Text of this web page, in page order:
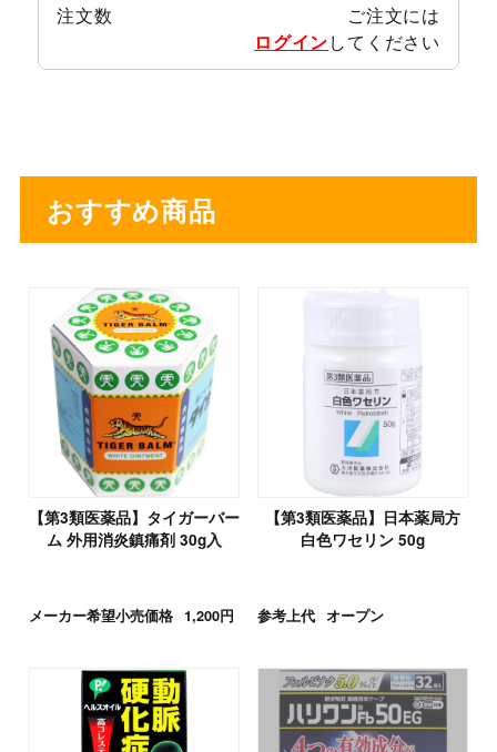
注文数
ご注文には
ログインしてください
おすすめ商品
【第3類医薬品】タイガーバー
ム 外用消炎鎮痛剤 30g入
メーカー希望小売価格 1,200円
【第3類医薬品】日本薬局方
白色ワセリン 50g
参考上代 オープン